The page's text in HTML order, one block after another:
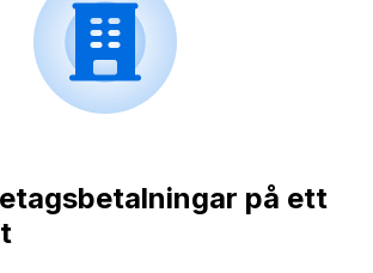
på ett